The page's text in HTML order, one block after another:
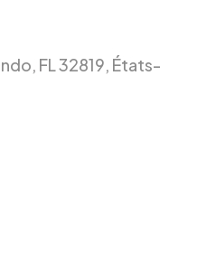
FL 32819, États-